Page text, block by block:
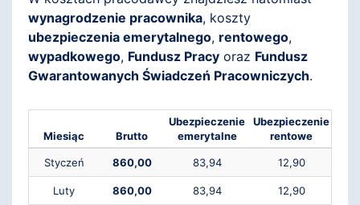
wynagrodzenie pracownika, koszty
ubezpieczenia emerytalnego, rentowego,
wypadkowego, Fundusz Pracy oraz Fundusz
Gwarantowanych Świadczeń Pracowniczych.
Miesiąc Brutto
Ubezpieczenie
emerytalne
Ubezpieczenie
rentowe
Styczeń 860,00 83,94 12,90
Luty 860,00 83,94 12,90